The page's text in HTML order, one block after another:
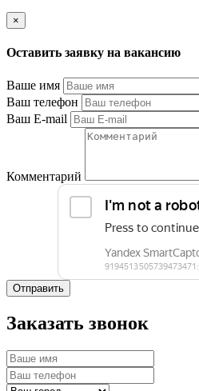
×
Оставить заявку на вакансию
Ваше имя
Ваш телефон
Ваш E-mail
Комментарий
Отправить
Заказать звонок